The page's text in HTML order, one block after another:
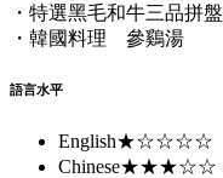
・特選黑毛和牛三品拼盤
・韓國料理 參鷄湯
語言水平
English★☆☆☆☆
Chinese★★★☆☆